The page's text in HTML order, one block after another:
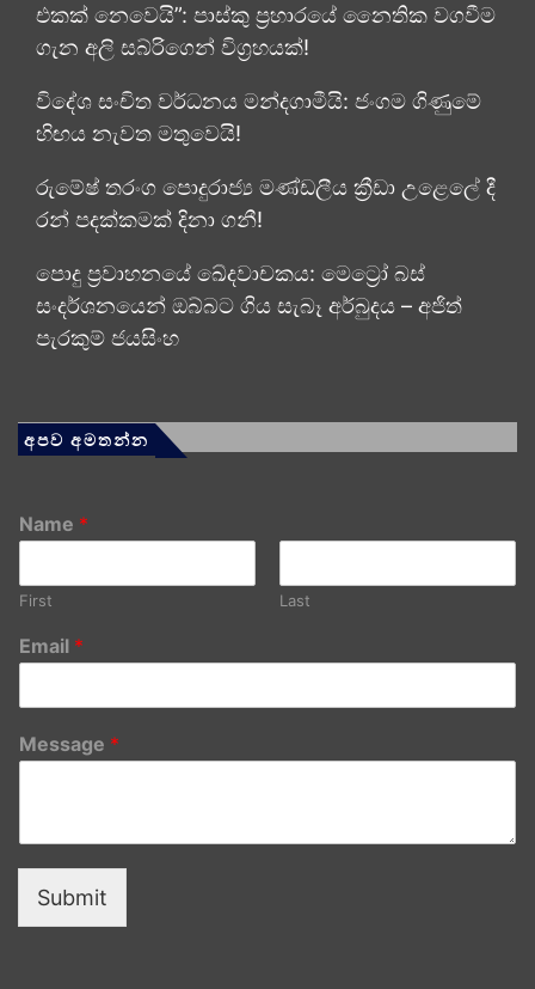
එකක් නෙවෙයි”: පාස්කු ප්‍රහාරයේ නෛතික වගවීම
ගැන අලි සබ්රිගෙන් විග්‍රහයක්!
විදේශ සංචිත වර්ධනය මන්දගාමීයි: ජංගම ගිණුමේ
හිඟය නැවත මතුවෙයි!
රුමේෂ් තරංග පොදුරාජ්‍ය මණ්ඩලීය ක්‍රීඩා උළෙලේ දී
රන් පදක්කමක් දිනා ගනී!
පොදු ප්‍රවාහනයේ ඛේදවාචකය: මෙට්‍රෝ බස්
සංදර්ශනයෙන් ඔබ්බට ගිය සැබෑ අර්බුදය – අජිත්
පැරකුම් ජයසිංහ
අපව අමතන්න
Name *
First Last
Email *
Message *
Submit